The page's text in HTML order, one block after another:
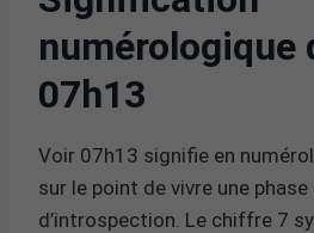
numérologique
07h13
Voir 07h13 signifie en
sur le point de vivre une
d’introspection. Le chiffre 7